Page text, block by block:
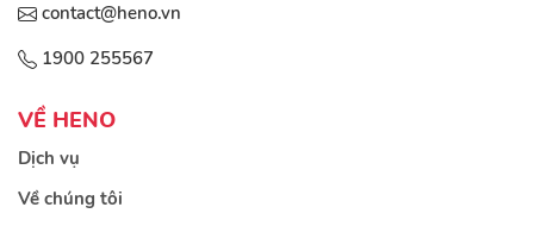
contact@heno.vn
1900 255567
VỀ HENO
Dịch vụ
Về chúng tôi